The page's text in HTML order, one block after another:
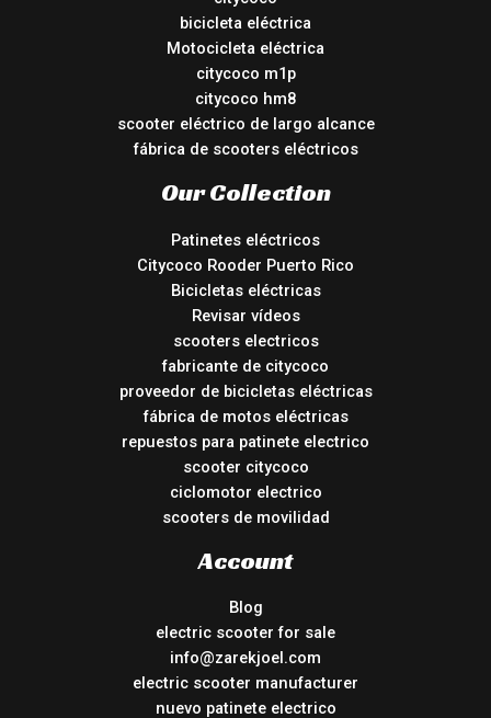
bicicleta eléctrica
Motocicleta eléctrica
citycoco m1p
citycoco hm8
scooter eléctrico de largo alcance
fábrica de scooters eléctricos
Our Collection
Patinetes eléctricos
Citycoco Rooder Puerto Rico
Bicicletas eléctricas
Revisar vídeos
scooters electricos
fabricante de citycoco
proveedor de bicicletas eléctricas
fábrica de motos eléctricas
repuestos para patinete electrico
scooter citycoco
ciclomotor electrico
scooters de movilidad
Account
Blog
electric scooter for sale
info@zarekjoel.com
electric scooter manufacturer
nuevo patinete electrico